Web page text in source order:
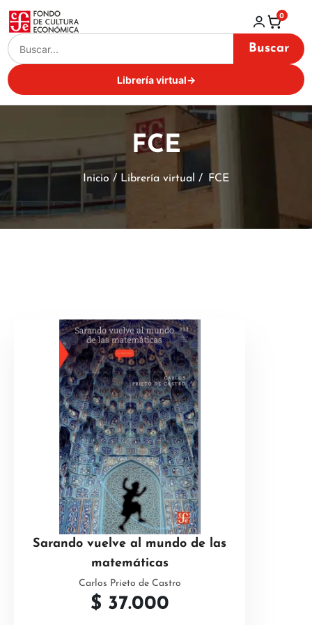
Buscar
Librería virtual→
0
FCE
Inicio / Librería virtual / FCE
Sarando vuelve al mundo de las
matemáticas
Carlos Prieto de Castro
$ 37.000